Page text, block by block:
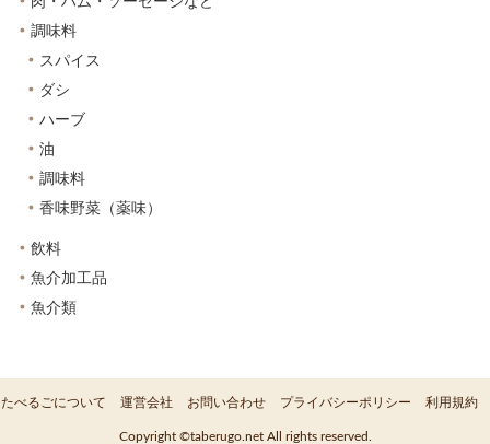
調味料
スパイス
ダシ
ハーブ
油
調味料
香味野菜（薬味）
飲料
魚介加工品
魚介類
たべるごについて 運営会社 お問い合わせ プライバシーポリシー 利用規約
Copyright ©taberugo.net All rights reserved.